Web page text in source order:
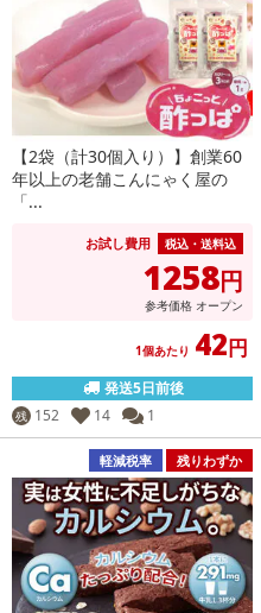
【2袋（計30個入り）】創業60
年以上の老舗こんにゃく屋の
「...
お試し費用 税込・送料込
1258円
参考価格 オープン
1個あたり 42円
発送5日前後
残 152 14 1
軽減税率 残りわずか